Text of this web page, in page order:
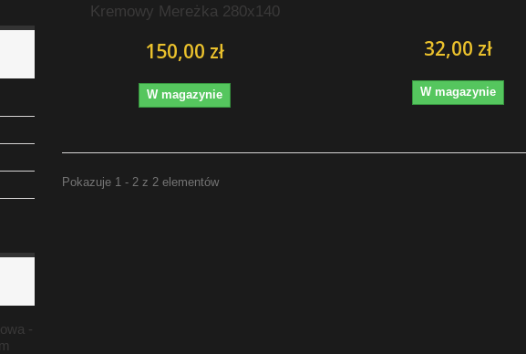
-
Kremowy Mereżka 280x140
150,00 zł
W magazynie
32,00 zł
W magazynie
Pokazuje 1 - 2 z 2 elementów